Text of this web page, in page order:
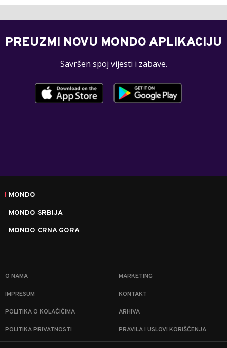
PREUZMI NOVU MONDO APLIKACIJU
Savršen spoj vijesti i zabave.
MONDO
MONDO SRBIJA
MONDO CRNA GORA
O NAMA MARKETING
IMPRESUM KONTAKT
POLITIKA O KOLAČIĆIMA ARHIVA
POLITIKA PRIVATNOSTI PRAVILA I USLOVI KORIŠĆENJA